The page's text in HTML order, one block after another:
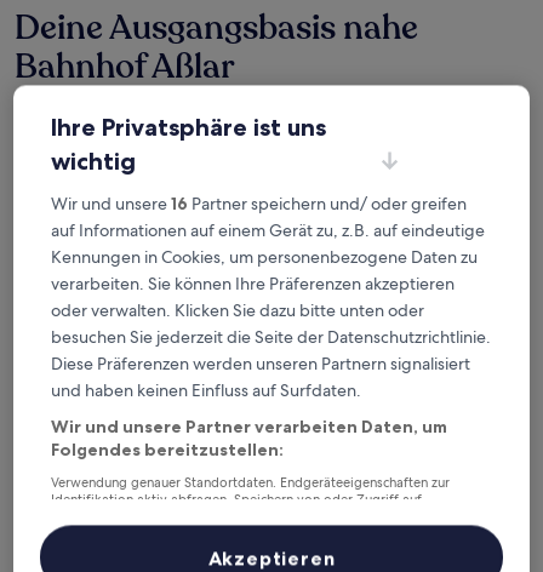
Deine Ausgangsbasis nahe
Bahnhof Aßlar
1. Burg Hermannstein - Rittersaal
Burg Hermannstein - Rittersaal
2,4 km von Bahnhof Aßlar entfernt
10.0
von
10,
Außergewöhnlich,
10/10 Außergewöhnlich (1 Bewertung)
169 €
inkl. Steuern & Gebühren
Burg Hermannstein - Rittersaal
Ihre Privatsphäre ist uns
wichtig
Wir und unsere16 Partner speichern und/ oder greifen
auf Informationen auf einem Gerät zu, z.B. auf eindeutige
Kennungen in Cookies, um personenbezogene Daten zu
verarbeiten. Sie können Ihre Präferenzen akzeptieren
oder verwalten. Klicken Sie dazu bitte unten oder
besuchen Sie jederzeit die Seite der Datenschutzrichtlinie.
Diese Präferenzen werden unseren Partnern signalisiert
und haben keinen Einfluss auf Surfdaten.
Wir und unsere Partner verarbeiten Daten, um
Folgendes bereitzustellen:
Verwendung genauer Standortdaten. Endgeräteeigenschaften zur
Identifikation aktiv abfragen. Speichern von oder Zugriff auf
Inhalte, Messung von Werbeleistung und der Performance von Inhalten,
Zielgruppenforschung sowie Entwicklung und Verbesserung von
Akzeptieren